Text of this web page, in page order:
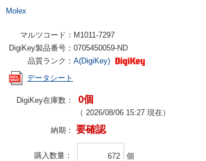
Molex
マルツコード： M1011-7297
DigiKey製品番号： 0705450059-ND
品質ランク： A(DigiKey)
データシート
DigiKey在庫数： 0個
（ 2026/08/06 15:27 現在）
納期： 要確認
購入数量 個